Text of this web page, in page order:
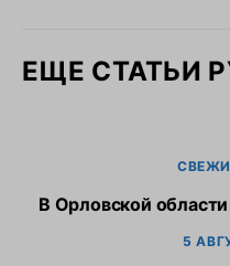
ЕЩЕ СТАТЬИ
В Орловской
5